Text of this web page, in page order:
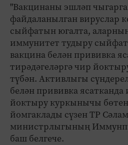
"Вакцинаны эшләп
файдаланылган вируслар
сыйфатын югалта,
иммунитет тудыру
вакцина белән прививка
тирәдәгеләргә чир
түбән. Активлыгы
белән прививка
йоктыру куркынычы
йомгаклады сүзен ТР
министрлыгының
баш белгече.